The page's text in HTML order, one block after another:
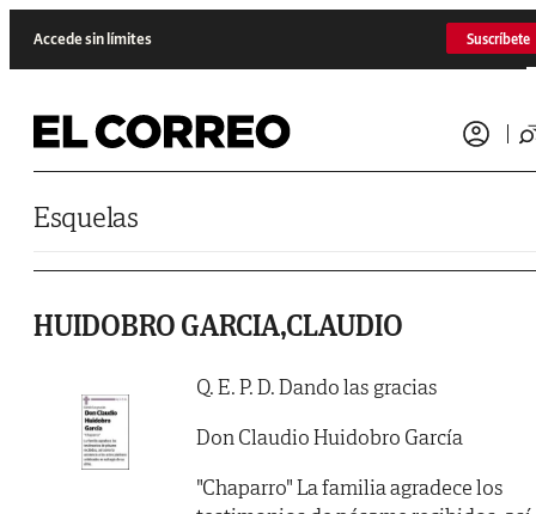
Accede sin límites Suscríbete
Esquelas
HUIDOBRO GARCIA,CLAUDIO
Q. E. P. D. Dando las gracias
Don Claudio Huidobro García
"Chaparro" La familia agradece los